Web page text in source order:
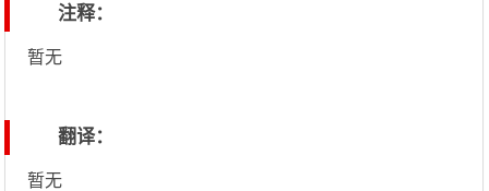
注释：
暂无
翻译：
暂无